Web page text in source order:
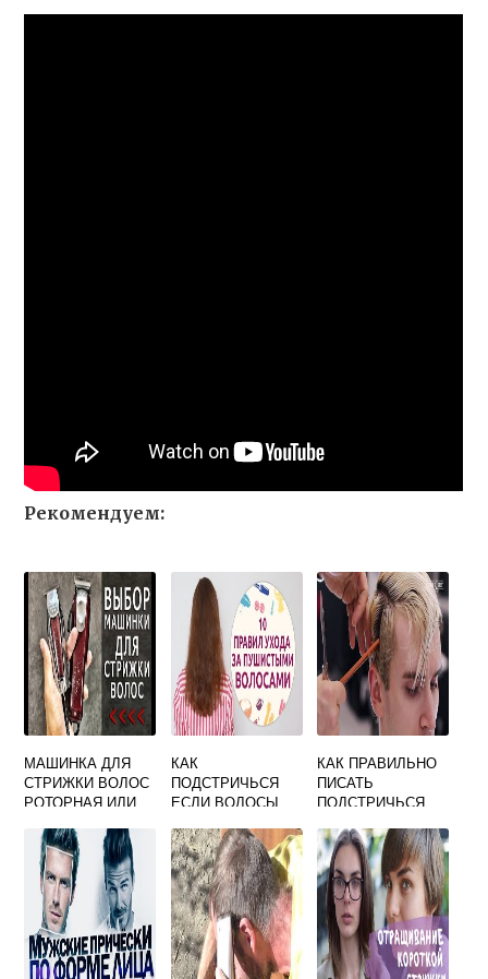
Рекомендуем:
МАШИНКА ДЛЯ
СТРИЖКИ ВОЛОС
РОТОРНАЯ ИЛИ
ЧТО ЛУЧШЕ
КАК
ПОДСТРИЧЬСЯ
ЕСЛИ ВОЛОСЫ
КАК ПРАВИЛЬНО
ПИСАТЬ
ПОДСТРИЧЬСЯ
ПОСТРИЧЬСЯ